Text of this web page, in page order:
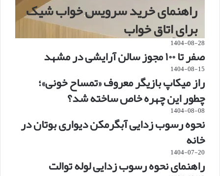
راهنمای خرید سرویس خواب شیک
برای اتاق خواب
1404-08-28
صفر تا ۱۰۰ مجوز سالن آرایشی در مشهد
1404-08-15
راز میکاپ بازیگر معروف «تمساح خونی»؛
چطور این چهره خاص ساخته شد؟
1404-08-08
نحوه رسوب زدایی آبگرمکن دیواری بوتان در
خانه
1404-07-20
راهنمای نحوه رسوب زدایی لوله توالت